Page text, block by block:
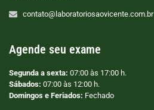
contato@laboratoriosaovicente.com.br
Agende seu exame
Segunda a sexta: 07:00 às 17:00 h.
Sábados: 07:00 às 12:00 h.
Domingos e Feriados: Fechado